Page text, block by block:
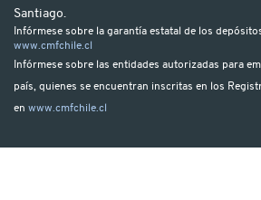
Santiago.
Infórmese sobre la garantía estatal de los
www.cmfchile.cl
Infórmese sobre las entidades autorizadas para
país, quienes se encuentran inscritas en los
en www.cmfchile.cl